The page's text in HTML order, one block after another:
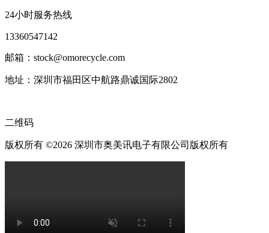
24小时服务热线
13360547142
邮箱：stock@omorecycle.com
地址：深圳市福田区中航路鼎诚国际2802
二维码
版权所有 ©2026 深圳市奥美讯电子有限公司版权所有